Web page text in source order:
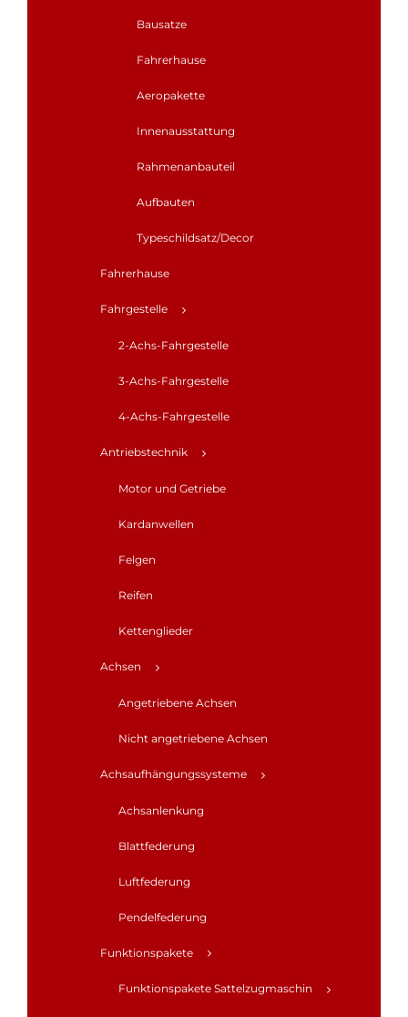
Bausatze
Fahrerhause
Aeropakette
Innenausstattung
Rahmenanbauteil
Aufbauten
Typeschildsatz/Decor
Fahrerhause
Fahrgestelle
2-Achs-Fahrgestelle
3-Achs-Fahrgestelle
4-Achs-Fahrgestelle
Antriebstechnik
Motor und Getriebe
Kardanwellen
Felgen
Reifen
Kettenglieder
Achsen
Angetriebene Achsen
Nicht angetriebene Achsen
Achsaufhängungssysteme
Achsanlenkung
Blattfederung
Luftfederung
Pendelfederung
Funktionspakete
Funktionspakete Sattelzugmaschin